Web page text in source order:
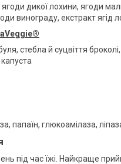
ягоди дикої лохини, ягоди
винограду, екстракт ягід
стебла й суцвіття
папаїн, глюкоамілаза,
під час їжі. Найкраще